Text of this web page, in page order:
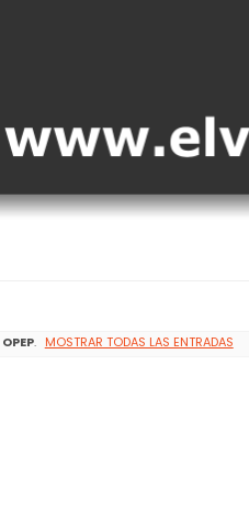
OPEP. MOSTRAR TODAS LAS ENTRADAS